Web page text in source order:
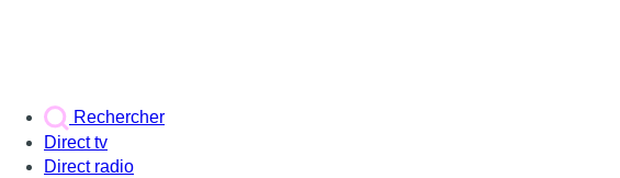
Rechercher
Direct tv
Direct radio